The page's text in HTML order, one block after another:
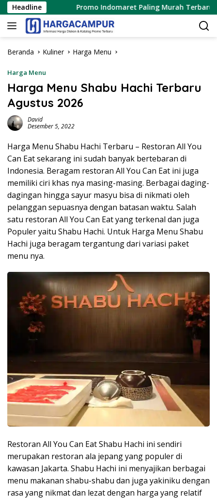
Langsung
ke
konten
Headline Promo Indomaret Paling Murah Terbaru 6 – 12
Beranda Kuliner Harga Menu
Harga Menu
Harga Menu Shabu Hachi Terbaru
Agustus 2026
David
Desember 5, 2022
Harga Menu Shabu Hachi Terbaru – Restoran All You
Can Eat sekarang ini sudah banyak bertebaran di
Indonesia. Beragam restoran All You Can Eat ini juga
memiliki ciri khas nya masing-masing. Berbagai daging-
dagingan hingga sayur masyu bisa di nikmati oleh
pelanggan sepuasnya dengan batasan waktu. Salah
satu restoran All You Can Eat yang terkenal dan juga
Populer yaitu Shabu Hachi. Untuk Harga Menu Shabu
Hachi juga beragam tergantung dari variasi paket
menu nya.
Restoran All You Can Eat Shabu Hachi ini sendiri
merupakan restoran ala jepang yang populer di
kawasan Jakarta. Shabu Hachi ini menyajikan berbagai
menu makanan shabu-shabu dan juga yakiniku dengan
rasa yang nikmat dan lezat dengan harga yang relatif